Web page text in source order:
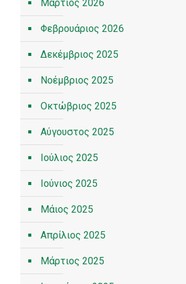
Μάρτιος 2026
Φεβρουάριος 2026
Δεκέμβριος 2025
Νοέμβριος 2025
Οκτώβριος 2025
Αύγουστος 2025
Ιούλιος 2025
Ιούνιος 2025
Μάιος 2025
Απρίλιος 2025
Μάρτιος 2025